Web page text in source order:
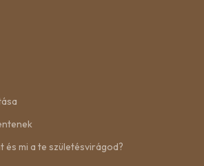
és mi a te születésvirágod?